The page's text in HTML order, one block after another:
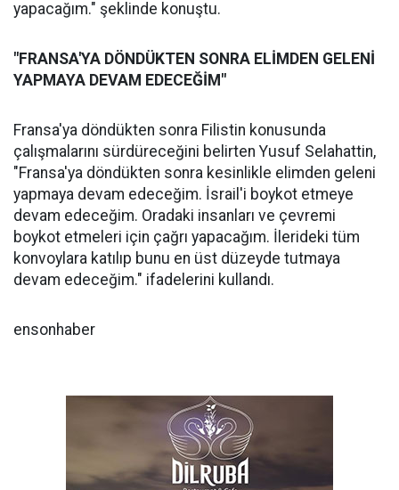
yapacağım." şeklinde konuştu.
"FRANSA'YA DÖNDÜKTEN SONRA ELİMDEN GELENİ
YAPMAYA DEVAM EDECEĞİM"
Fransa'ya döndükten sonra Filistin konusunda
çalışmalarını sürdüreceğini belirten Yusuf Selahattin,
"Fransa'ya döndükten sonra kesinlikle elimden geleni
yapmaya devam edeceğim. İsrail'i boykot etmeye
devam edeceğim. Oradaki insanları ve çevremi
boykot etmeleri için çağrı yapacağım. İlerideki tüm
konvoylara katılıp bunu en üst düzeyde tutmaya
devam edeceğim." ifadelerini kullandı.
ensonhaber